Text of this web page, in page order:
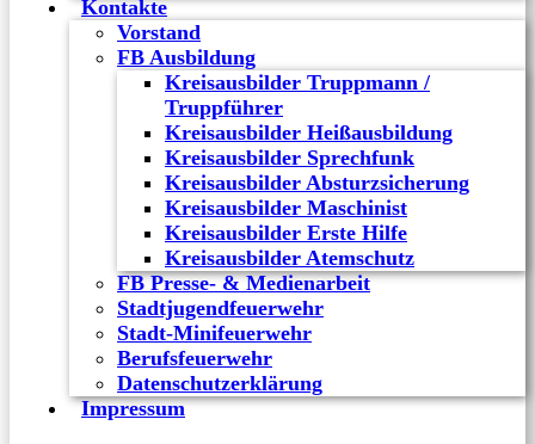
Kontakte
Vorstand
FB Ausbildung
Kreisausbilder Truppmann /
Truppführer
Kreisausbilder Heißausbildung
Kreisausbilder Sprechfunk
Kreisausbilder Absturzsicherung
Kreisausbilder Maschinist
Kreisausbilder Erste Hilfe
Kreisausbilder Atemschutz
FB Presse- & Medienarbeit
Stadtjugendfeuerwehr
Stadt-Minifeuerwehr
Berufsfeuerwehr
Datenschutzerklärung
Impressum